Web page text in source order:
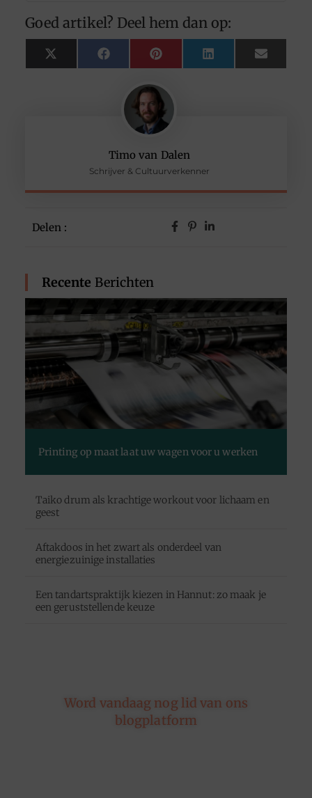
Timo van Dalen
Schrijver & Cultuurverkenner
Delen :
Recente Berichten
Printing op maat laat uw wagen voor u werken
Taiko drum als krachtige workout voor lichaam en
geest
Aftakdoos in het zwart als onderdeel van
energiezuinige installaties
Een tandartspraktijk kiezen in Hannut: zo maak je
een geruststellende keuze
Word vandaag nog lid van ons
blogplatform
Goed artikel? Deel hem dan op:
X
(Twitter)
FacebookPinterest LinkedIn Email